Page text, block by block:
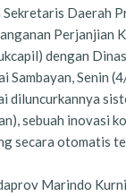
Daerah
Perjanjian
dengan
Sambayan, Senin
diluncurkannya
sebuah inovasi
secara otomatis
Marindo